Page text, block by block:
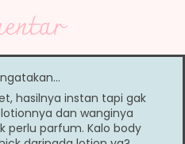
hasilnya instan tapi gak
dan wanginya
perlu parfum. Kalo body